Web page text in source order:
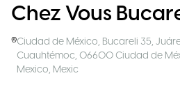
Chez Vous
Ciudad de México, Bucareli 35,
Cuauhtémoc, 06600 Ciudad de
Mexico, Mexic